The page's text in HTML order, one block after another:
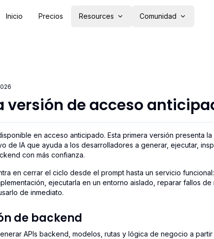
Inicio Precios Resources Comunidad
versión de acceso
en acceso anticipado. Esta primera versión presenta
de IA que ayuda a los desarrolladores a generar, ejecutar,
con más confianza.
en cerrar el ciclo desde el prompt hasta un servicio
ejecutarla en un entorno aislado, reparar fallos
de inmediato.
de backend
APIs backend, modelos, rutas y lógica de negocio a